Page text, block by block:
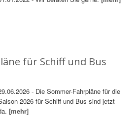
für Schiff und Bus
- Die Sommer-Fahrpläne für die
2026 für Schiff und Bus sind jetzt
[mehr]